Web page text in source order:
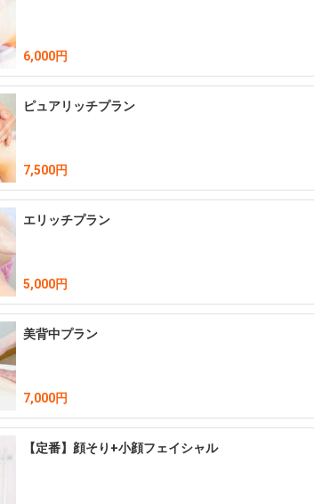
6,000円
ピュアリッチプラン
7,500円
エリッチプラン
5,000円
美背中プラン
7,000円
【定番】顔そり+小顔フェイシャル